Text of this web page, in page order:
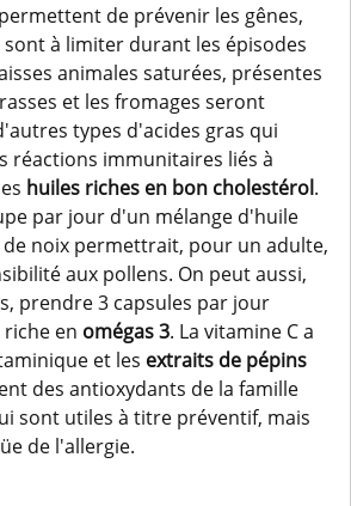
de prévenir les gênes,
à limiter durant les épisodes
animales saturées, présentes
et les fromages seront
types d'acides gras qui
réactions immunitaires liés à
huiles riches en bon cholestérol.
par jour d'un mélange d'huile
de noix permettrait, pour un adulte,
aux pollens. On peut aussi,
prendre 3 capsules par jour
en omégas 3. La vitamine C a
et les extraits de pépins
des antioxydants de la famille
sont utiles à titre préventif, mais
de l'allergie.